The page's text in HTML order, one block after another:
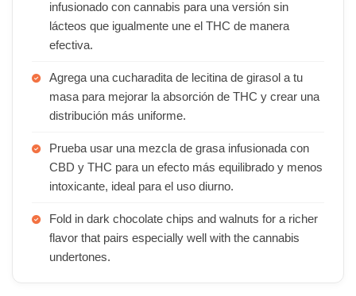
infusionado con cannabis para una versión sin
lácteos que igualmente une el THC de manera
efectiva.
Agrega una cucharadita de lecitina de girasol a tu
masa para mejorar la absorción de THC y crear una
distribución más uniforme.
Prueba usar una mezcla de grasa infusionada con
CBD y THC para un efecto más equilibrado y menos
intoxicante, ideal para el uso diurno.
Fold in dark chocolate chips and walnuts for a richer
flavor that pairs especially well with the cannabis
undertones.